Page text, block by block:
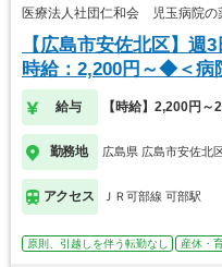
医療法人社団仁和会 児玉病院の
【広島市安佐北区】
時給：2,200円～◆＜病
給与 【時給】2,200円～
勤務地 広島県 広島市安佐北区
アクセス ＪＲ可部線 可部駅
原則、引越しを伴う転勤なし 産休・